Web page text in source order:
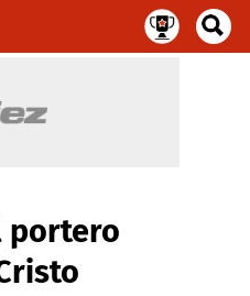
portero